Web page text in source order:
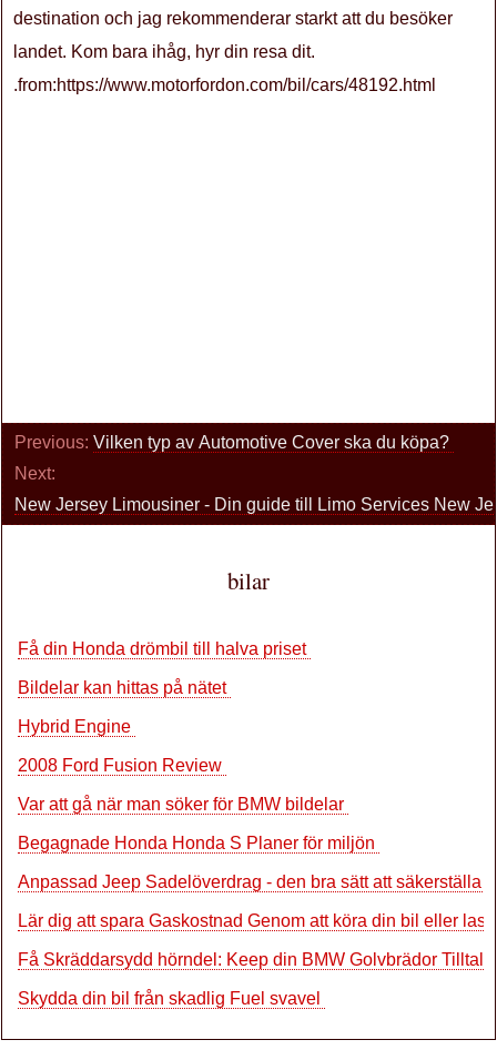
destination och jag rekommenderar starkt att du besöker
landet. Kom bara ihåg, hyr din resa dit.
.from:https://www.motorfordon.com/bil/cars/48192.html
Previous: Vilken typ av Automotive Cover ska du köpa?
Next:
New Jersey Limousiner - Din guide till Limo Services New
bilar
Få din Honda drömbil till halva priset
Bildelar kan hittas på nätet
Hybrid Engine
2008 Ford Fusion Review
Var att gå när man söker för BMW bildelar
Begagnade Honda Honda S Planer för miljön
Anpassad Jeep Sadelöverdrag - den bra sätt att säkerställa
Lär dig att spara Gaskostnad Genom att köra din bil eller
Få Skräddarsydd hörndel: Keep din BMW Golvbrädor
Skydda din bil från skadlig Fuel svavel